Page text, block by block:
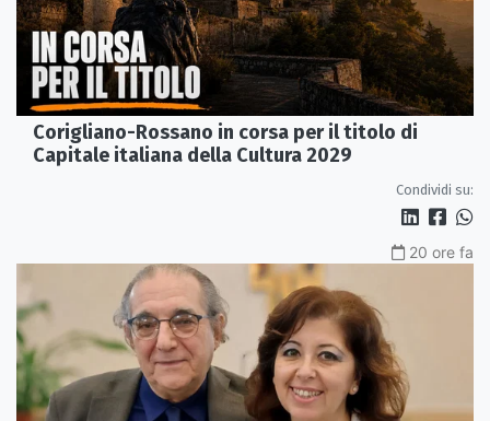
Corigliano-Rossano in corsa per il titolo di
Capitale italiana della Cultura 2029
Condividi su:
20 ore fa